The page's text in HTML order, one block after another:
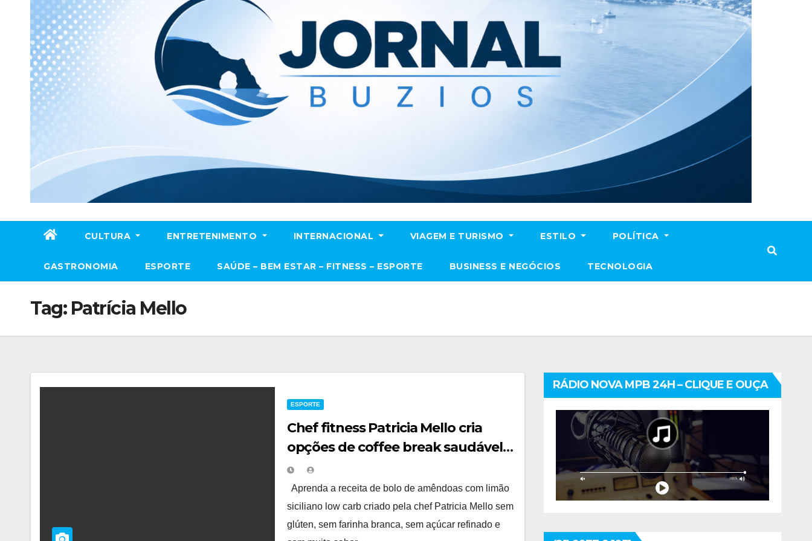
CULTURA ENTRETENIMENTO INTERNACIONAL VIAGEM E TURISMO ESTILO POLÍTICA
GASTRONOMIA ESPORTE SAÚDE – BEM ESTAR – FITNESS – ESPORTE BUSINESS E NEGÓCIOS TECNOLOGIA
Tag: Patrícia Mello
ESPORTE
Chef fitness Patricia Mello cria
opções de coffee break saudável
para eventos
Aprenda a receita de bolo de amêndoas com limão
siciliano low carb criado pela chef Patricia Mello sem
glúten, sem farinha branca, sem açúcar refinado e
RÁDIO NOVA MPB 24H – CLIQUE E OUÇA